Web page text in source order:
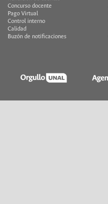
Concurso docente
Pago Virtual
Control interno
Calidad
Buzón de notificaciones